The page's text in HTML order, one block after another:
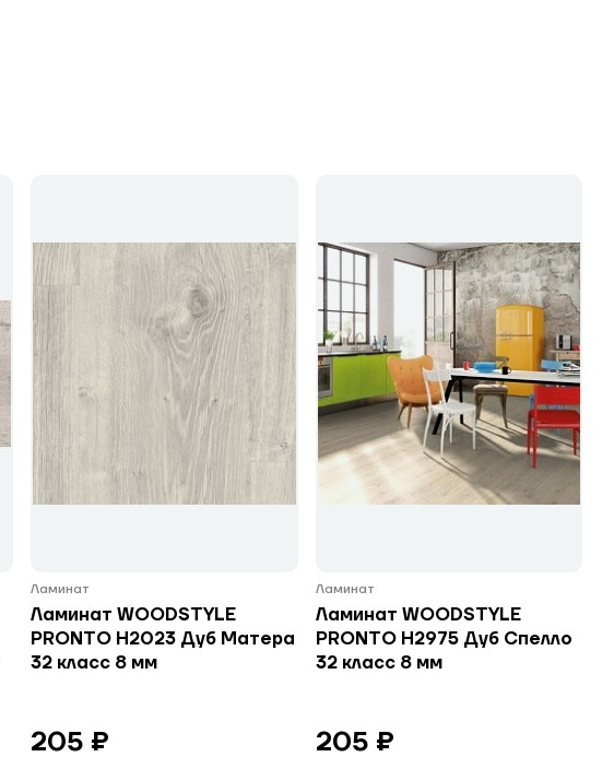
Ламинат
Ламинат WOODSTYLE
PRONTO H2023 Дуб Матера
32 класс 8 мм
205 ₽
Ламинат
Ламинат WOODSTYLE
PRONTO H2975 Дуб Спелло
32 класс 8 мм
205 ₽